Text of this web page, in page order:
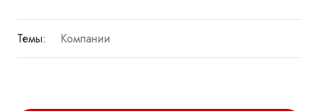
Темы: Компании